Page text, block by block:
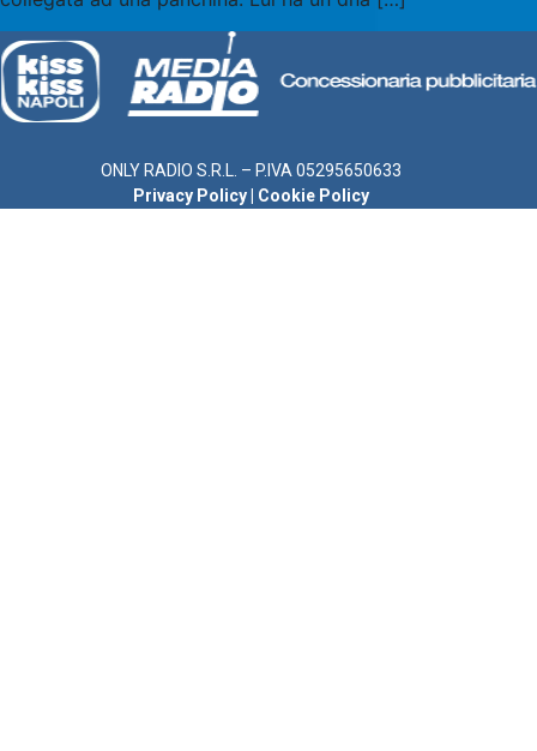
ONLY RADIO S.R.L. – P.IVA 05295650633
Privacy Policy
Cookie Policy